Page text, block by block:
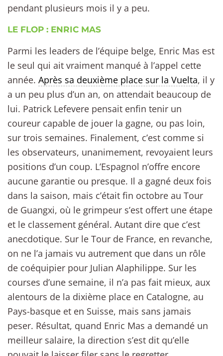
pendant plusieurs mois il y a peu.
LE FLOP : ENRIC MAS
Parmi les leaders de l’équipe belge, Enric Mas est
le seul qui ait vraiment manqué à l’appel cette
année. Après sa deuxième place sur la Vuelta, il y
a un peu plus d’un an, on attendait beaucoup de
lui. Patrick Lefevere pensait enfin tenir un
coureur capable de jouer la gagne, ou pas loin,
sur trois semaines. Finalement, c’est comme si
les observateurs, unanimement, revoyaient leurs
positions d’un coup. L’Espagnol n’offre encore
aucune garantie ou presque. Il a gagné deux fois
dans la saison, mais c’était fin octobre au Tour
de Guangxi, où le grimpeur s’est offert une étape
et le classement général. Autant dire que c’est
anecdotique. Sur le Tour de France, en revanche,
on ne l’a jamais vu autrement que dans un rôle
de coéquipier pour Julian Alaphilippe. Sur les
courses d’une semaine, il n’a pas fait mieux, aux
alentours de la dixième place en Catalogne, au
Pays-basque et en Suisse, mais sans jamais
peser. Résultat, quand Enric Mas a demandé un
meilleur salaire, la direction s’est dit qu’elle